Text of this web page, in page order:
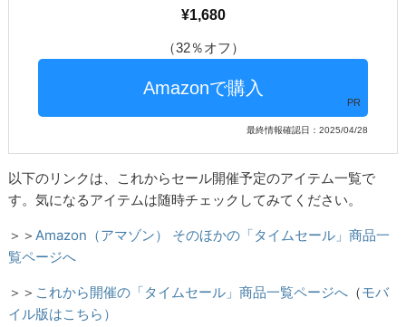
1,680
（32％オフ）
PR
最終情報確認日：2025/04/28
以下のリンクは、これからセール開催予定のアイテム一覧で
す。気になるアイテムは随時チェックしてみてください。
＞＞ Amazon（アマゾン） そのほかの「タイムセール」商品一
覧ページへ
＞＞ これから開催の「タイムセール」商品一覧ページへ （モバ
イル版はこちら）